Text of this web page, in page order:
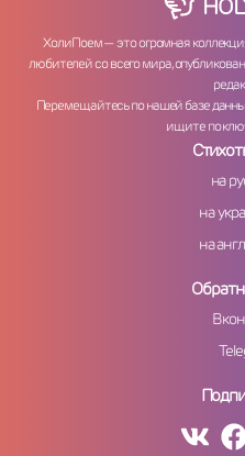
ХолиПоем — это огромная
любителей со всего мира,
Перемещайтесь по нашей базе
ищите по
на
на
на